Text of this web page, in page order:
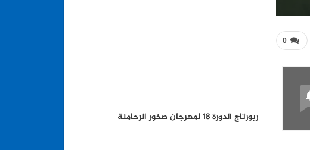
0
ربورتاج الدورة 18 لمهرجان صخور الرحامنة